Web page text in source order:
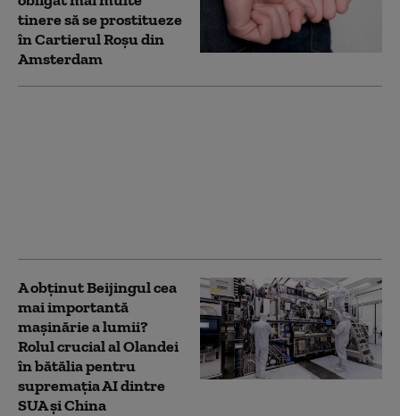
tinere să se prostitueze
în Cartierul Roşu din
Amsterdam
A obținut Beijingul cea
mai importantă
mașinărie a lumii?
Rolul crucial al Olandei
în bătălia pentru
supremația AI dintre
SUA și China